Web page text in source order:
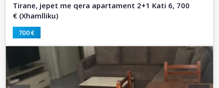
Tirane, jepet me qera apartament 2+1 Kati 6, 700
€ (Xhamlliku)
700 €